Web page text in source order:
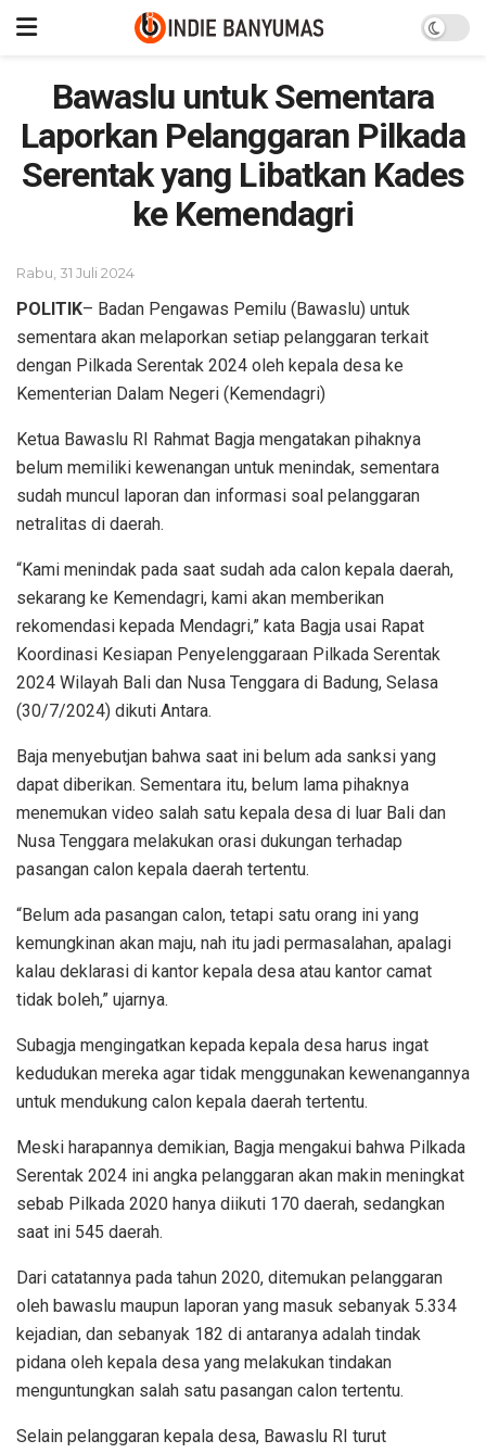
Bawaslu untuk Sementara
Laporkan Pelanggaran Pilkada
Serentak yang Libatkan Kades
ke Kemendagri
Rabu, 31 Juli 2024
POLITIK– Badan Pengawas Pemilu (Bawaslu) untuk
sementara akan melaporkan setiap pelanggaran terkait
dengan Pilkada Serentak 2024 oleh kepala desa ke
Kementerian Dalam Negeri (Kemendagri)
Ketua Bawaslu RI Rahmat Bagja mengatakan pihaknya
belum memiliki kewenangan untuk menindak, sementara
sudah muncul laporan dan informasi soal pelanggaran
netralitas di daerah.
“Kami menindak pada saat sudah ada calon kepala daerah,
sekarang ke Kemendagri, kami akan memberikan
rekomendasi kepada Mendagri,” kata Bagja usai Rapat
Koordinasi Kesiapan Penyelenggaraan Pilkada Serentak
2024 Wilayah Bali dan Nusa Tenggara di Badung, Selasa
(30/7/2024) dikuti Antara.
Baja menyebutjan bahwa saat ini belum ada sanksi yang
dapat diberikan. Sementara itu, belum lama pihaknya
menemukan video salah satu kepala desa di luar Bali dan
Nusa Tenggara melakukan orasi dukungan terhadap
pasangan calon kepala daerah tertentu.
“Belum ada pasangan calon, tetapi satu orang ini yang
kemungkinan akan maju, nah itu jadi permasalahan, apalagi
kalau deklarasi di kantor kepala desa atau kantor camat
tidak boleh,” ujarnya.
Subagja mengingatkan kepada kepala desa harus ingat
kedudukan mereka agar tidak menggunakan kewenangannya
untuk mendukung calon kepala daerah tertentu.
Meski harapannya demikian, Bagja mengakui bahwa Pilkada
Serentak 2024 ini angka pelanggaran akan makin meningkat
sebab Pilkada 2020 hanya diikuti 170 daerah, sedangkan
saat ini 545 daerah.
Dari catatannya pada tahun 2020, ditemukan pelanggaran
oleh bawaslu maupun laporan yang masuk sebanyak 5.334
kejadian, dan sebanyak 182 di antaranya adalah tindak
pidana oleh kepala desa yang melakukan tindakan
menguntungkan salah satu pasangan calon tertentu.
Selain pelanggaran kepala desa, Bawaslu RI turut